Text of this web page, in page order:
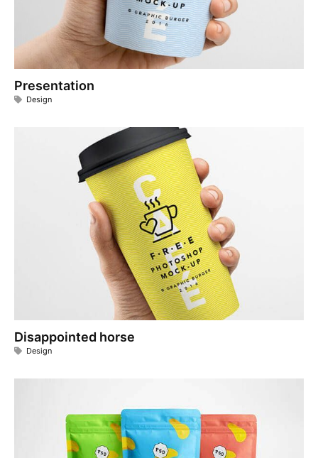
Presentation
Design
Disappointed horse
Design